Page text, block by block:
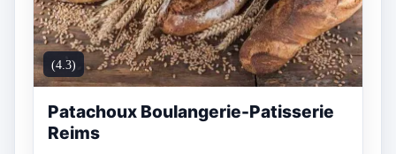
(4.3)
Patachoux Boulangerie-Patisserie
Reims